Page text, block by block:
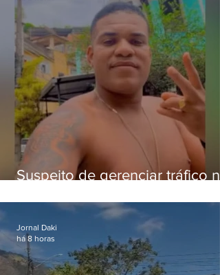
Suspeito de gerenciar tráfico na
foragido
Jornal Daki
há 8 horas